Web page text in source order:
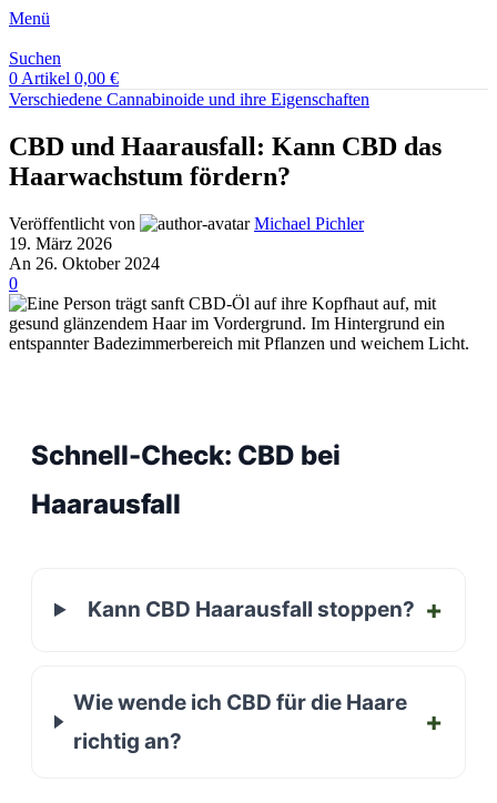
Menü
Suchen
0 Artikel 0,00 €
Verschiedene Cannabinoide und ihre Eigenschaften
CBD und Haarausfall: Kann CBD das
Haarwachstum fördern?
Veröffentlicht von
Michael Pichler
19. März 2026
An 26. Oktober 2024
0
Schnell-Check: CBD bei
Haarausfall
Kann CBD Haarausfall stoppen?
Wie wende ich CBD für die Haare
richtig an?